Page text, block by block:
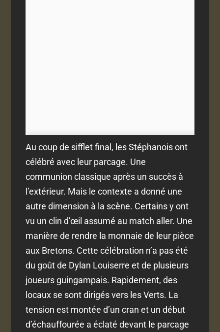
Au coup de sifflet final, les Stéphanois ont
célébré avec leur parcage. Une
communion classique après un succès à
l’extérieur. Mais le contexte a donné une
autre dimension à la scène. Certains y ont
vu un clin d’œil assumé au match aller. Une
manière de rendre la monnaie de leur pièce
aux Bretons. Cette célébration n’a pas été
du goût de Dylan Louiserre et de plusieurs
joueurs guingampais. Rapidement, des
locaux se sont dirigés vers les Verts. La
tension est montée d’un cran et un début
d’échauffourée a éclaté devant le parcage